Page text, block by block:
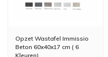
Opzet Wastafel Immissio
Beton 60x40x17 cm ( 6
Kleuren)